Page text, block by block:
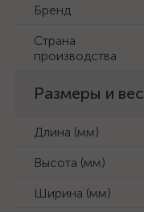
Бренд
Страна
производства
Размеры и вес
Длина (мм)
Высота (мм)
Ширина (мм)